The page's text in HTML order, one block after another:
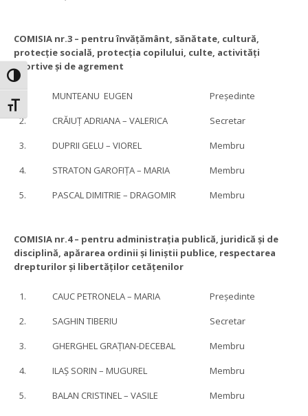
Toggle High Contrast
Toggle Font size
COMISIA nr.3 – pentru învățământ, sănătate, cultură,
protecție socială, protecția copilului, culte, activități
sportive și de agrement
1. MUNTEANU EUGEN
Președinte
2.
CRĂIUȚ ADRIANA – VALERICA
Secretar
3.
DUPRII GELU – VIOREL
Membru
4.
STRATON GAROFIȚA – MARIA
Membru
5.
PASCAL DIMITRIE – DRAGOMIR Membru
COMISIA nr.4 – pentru administrația publică, juridică și de
disciplină, apărarea ordinii și liniștii publice, respectarea
drepturilor și libertăților cetățenilor
1. CAUC PETRONELA – MARIA
Președinte
2.
SAGHIN TIBERIU
Secretar
3.
GHERGHEL GRAȚIAN-DECEBAL
Membru
4.
ILAȘ SORIN – MUGUREL
Membru
5.
BALAN CRISTINEL – VASILE Membru